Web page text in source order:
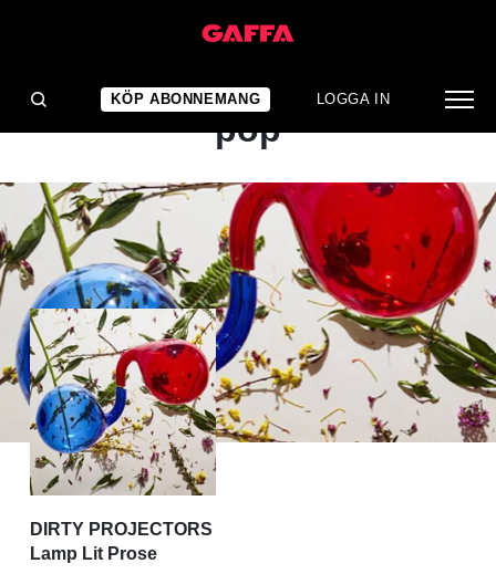
KÖP ABONNEMANG LOGGA IN
ALBUMRECENSION
Från melankoli till peppig
pop
DIRTY PROJECTORS
Lamp Lit Prose